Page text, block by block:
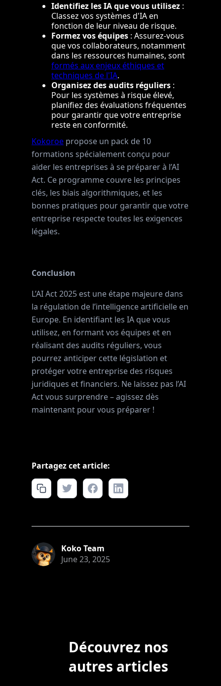
Identifiez les IA que vous utilisez :
Classez vos systèmes d'IA en
fonction de leur niveau de risque.
Formez vos équipes : Assurez-vous
que vos collaborateurs, notamment
dans les ressources humaines, sont
formés aux enjeux éthiques et
techniques de l'IA.
Organisez des audits réguliers :
Pour les systèmes à risque élevé,
planifiez des évaluations fréquentes
pour garantir que votre entreprise
reste en conformité.
Kokoroe propose un pack de 10
formations spécialement conçu pour
aider les entreprises à se préparer à l’AI
Act. Ce programme couvre les principes
clés, les biais algorithmiques, et les
bonnes pratiques pour garantir que votre
entreprise respecte toutes les exigences
légales.
Conclusion
L’AI Act 2025 est une étape majeure dans
la régulation de l’intelligence artificielle en
Europe. En identifiant les IA que vous
utilisez, en formant vos équipes et en
réalisant des audits réguliers, vous
pourrez anticiper cette législation et
protéger votre entreprise des risques
juridiques et financiers. Ne laissez pas l’AI
Act vous surprendre – agissez dès
maintenant pour vous préparer !
Partagez cet article:
Koko Team
June 23, 2025
Découvrez nos
autres articles